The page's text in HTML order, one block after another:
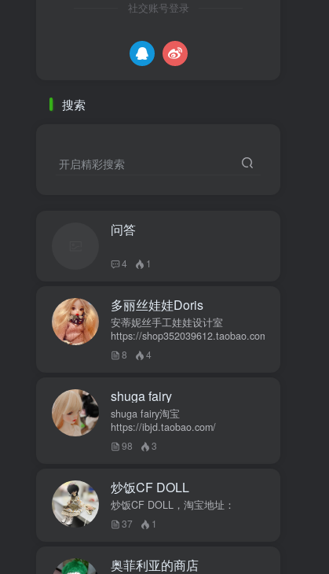
社交账号登录
搜索
开启精彩搜索
问答
4 1
多丽丝娃娃Doris
安蒂妮丝手工娃娃设计室
https://shop352039612.taobao.com
8 4
shuga fairy
shuga fairy淘宝
https://ibjd.taobao.com/
98 3
炒饭CF DOLL
炒饭CF DOLL，淘宝地址：
37 1
奥菲利亚的商店